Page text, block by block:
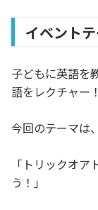
イベント
子どもに英語を
語をレクチャー！
今回のテーマは、
「トリックオ
う！」